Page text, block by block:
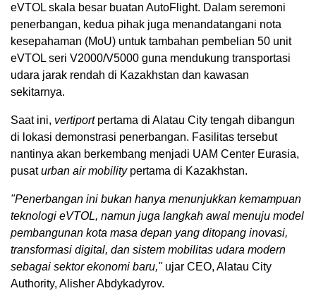
eVTOL skala besar buatan AutoFlight. Dalam seremoni
penerbangan, kedua pihak juga menandatangani nota
kesepahaman (MoU) untuk tambahan pembelian 50 unit
eVTOL seri V2000/V5000 guna mendukung transportasi
udara jarak rendah di Kazakhstan dan kawasan
sekitarnya.
Saat ini, vertiportpertama di Alatau City tengah dibangun
di lokasi demonstrasi penerbangan. Fasilitas tersebut
nantinya akan berkembang menjadi UAM Center Eurasia,
pusaturban air mobilitypertama di Kazakhstan.
"Penerbangan ini bukan hanya menunjukkan kemampuan
teknologi eVTOL, namun juga langkah awal menuju model
pembangunan kota masa depan yang ditopang inovasi,
transformasi digital, dan sistem mobilitas udara modern
sebagai sektor ekonomi baru," ujar CEO, Alatau City
Authority, Alisher Abdykadyrov.